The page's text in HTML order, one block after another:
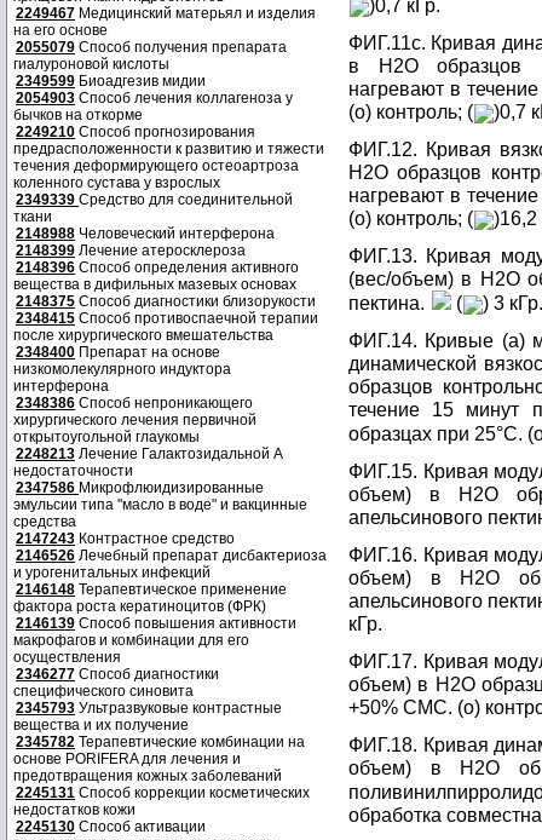
2249467 Медицинский матерьял и изделия
на его основе
2055079 Способ получения препарата
гиалуроновой кислоты
2349599 Биоадгезив мидии
2054903 Способ лечения коллагеноза у
бычков на откорме
2249210 Способ прогнозирования
предрасположенности к развитию и тяжести
течения деформирующего остеоартроза
коленного сустава у взрослых
2349339 Средство для соединительной
ткани
2148988 Человеческий интерферона
2148399 Лечение атеросклероза
2148396 Способ определения активного
вещества в дифильных мазевых основах
2148375 Способ диагностики близорукости
2348415 Способ противоспаечной терапии
после хирургического вмешательства
2348400 Препарат на основе
низкомолекулярного индуктора
интерферона
2348386 Способ непроникающего
хирургического лечения первичной
открытоугольной глаукомы
2248213 Лечение Галактозидальной А
недостаточности
2347586 Микрофлюидизированные
эмульсии типа "масло в воде" и вакцинные
средства
2147243 Контрастное средство
2146526 Лечебный препарат дисбактериоза
и урогенитальных инфекций
2146148 Терапевтическое применение
фактора роста кератиноцитов (ФРК)
2146139 Способ повышения активности
макрофагов и комбинации для его
осуществления
2346277 Способ диагностики
специфического синовита
2345793 Ультразвуковые контрастные
вещества и их получение
2345782 Терапевтические комбинации на
основе PORIFERA для лечения и
предотвращения кожных заболеваний
2245131 Способ коррекции косметических
недостатков кожи
2245130 Способ активации
)0,7 кГр.
ФИГ.11с. Кривая
в Н2О образцов
нагревают в
(о) контроль; (
)0,7
ФИГ.12. Кривая
Н2О образцов
нагревают в
(о) контроль; (
)16,2
ФИГ.13. Кривая
(вес/объем) в Н2О
пектина.
(
) 3 кГр.
ФИГ.14. Кривые (а)
динамической
образцов
течение 15 минут
образцах при 25°C.
ФИГ.15. Кривая
объем) в Н2О
апельсинового
ФИГ.16. Кривая
объем) в Н2О
апельсинового
кГр.
ФИГ.17. Кривая
объем) в Н2О
+50% СМС. (о)
ФИГ.18. Кривая
объем) в Н2О
обработка